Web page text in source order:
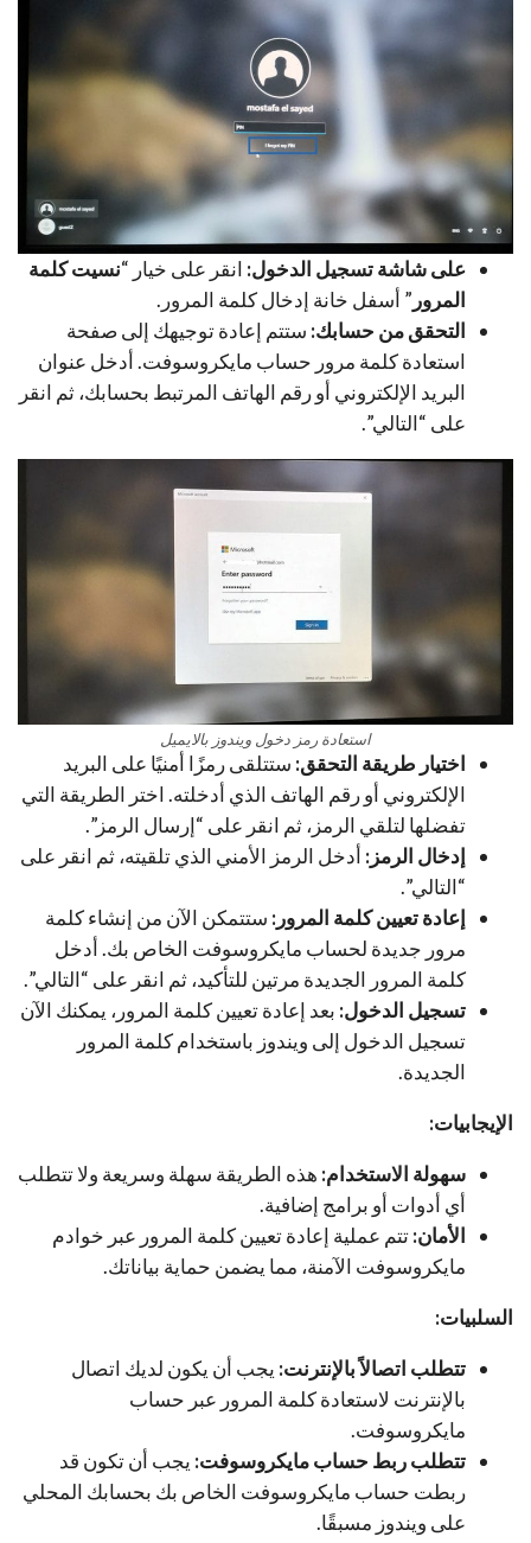
على شاشة تسجيل الدخول: انقر على خيار “نسيت كلمة
المرور ” أسفل خانة إدخال كلمة المرور.
التحقق من حسابك: ستتم إعادة توجيهك إلى صفحة
استعادة كلمة مرور حساب مايكروسوفت. أدخل عنوان
البريد الإلكتروني أو رقم الهاتف المرتبط بحسابك، ثم انقر
على “التالي”.
استعادة رمز دخول ويندوز بالايميل
اختيار طريقة التحقق: ستتلقى رمزًا أمنيًا على البريد
الإلكتروني أو رقم الهاتف الذي أدخلته. اختر الطريقة التي
تفضلها لتلقي الرمز، ثم انقر على “إرسال الرمز”.
إدخال الرمز: أدخل الرمز الأمني الذي تلقيته، ثم انقر على
“التالي”.
إعادة تعيين كلمة المرور: ستتمكن الآن من إنشاء كلمة
مرور جديدة لحساب مايكروسوفت الخاص بك. أدخل
كلمة المرور الجديدة مرتين للتأكيد، ثم انقر على “التالي”.
تسجيل الدخول: بعد إعادة تعيين كلمة المرور، يمكنك الآن
تسجيل الدخول إلى ويندوز باستخدام كلمة المرور
الجديدة.
الإيجابيات:
سهولة الاستخدام: هذه الطريقة سهلة وسريعة ولا تتطلب
أي أدوات أو برامج إضافية.
الأمان:تتم عملية إعادة تعيين كلمة المرور عبر خوادم
مايكروسوفت الآمنة، مما يضمن حماية بياناتك.
السلبيات:
تتطلب اتصالاً بالإنترنت: يجب أن يكون لديك اتصال
بالإنترنت لاستعادة كلمة المرور عبر حساب
مايكروسوفت.
تتطلب ربط حساب مايكروسوفت: يجب أن تكون قد
ربطت حساب مايكروسوفت الخاص بك بحسابك المحلي
على ويندوز مسبقًا.